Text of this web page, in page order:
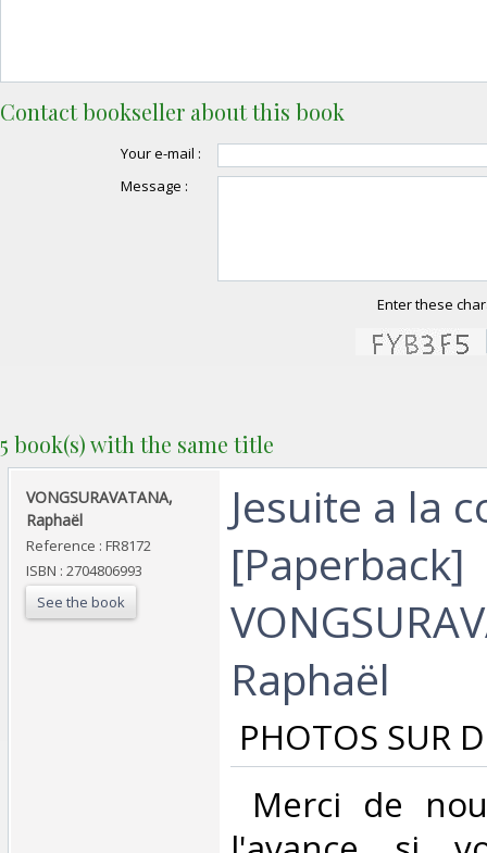
Contact bookseller about this book
Your e-mail :
Message :
Enter these
5 book(s) with the same title
‎VONGSURAVATANA,
Raphaël ‎
Reference : FR8172
ISBN : 2704806993
See the book
‎Jesuite a la
[Paperback]
Raphaël‎
PHOTOS SUR
Merci de